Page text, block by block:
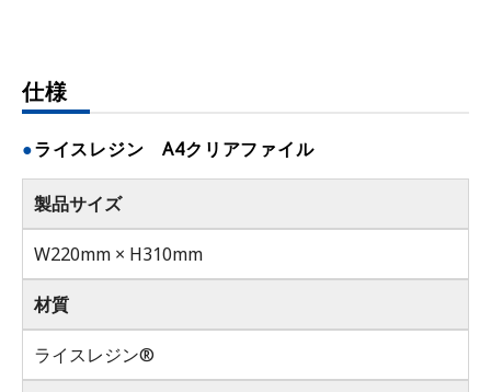
仕様
ライスレジン A4クリアファイル
製品サイズ
W220mm × H310mm
材質
ライスレジン®